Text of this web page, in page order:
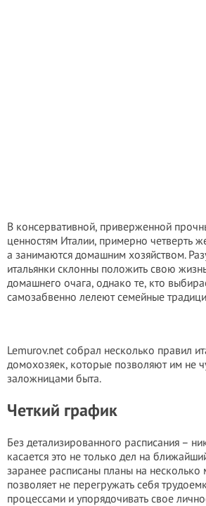
В консервативной, приверженной
ценностям Италии, примерно четверть
а занимаются домашним хозяйством.
итальянки склонны положить свою
домашнего очага, однако те, кто
самозабвенно лелеют семейные
Lemurov.net собрал несколько правил
домохозяек, которые позволяют им не
заложницами быта.
Четкий график
Без детализированного расписания –
касается это не только дел на
заранее расписаны планы на несколько
позволяет не перегружать себя
процессами и упорядочивать свое